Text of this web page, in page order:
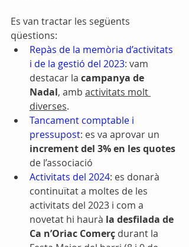
Es van tractar les següents
qüestions:
Repàs de la memòria d’activitats
i de la gestió del 2023: vam
destacar la campanya de
Nadal, amb activitats molt
diverses.
Tancament comptable i
pressupost: es va aprovar un
increment del 3% en les quotes
de l’associació
Activitats del 2024: es donarà
continuïtat a moltes de les
activitats del 2023 i com a
novetat hi haurà la desfilada de
Ca n’Oriac Comerç durant la